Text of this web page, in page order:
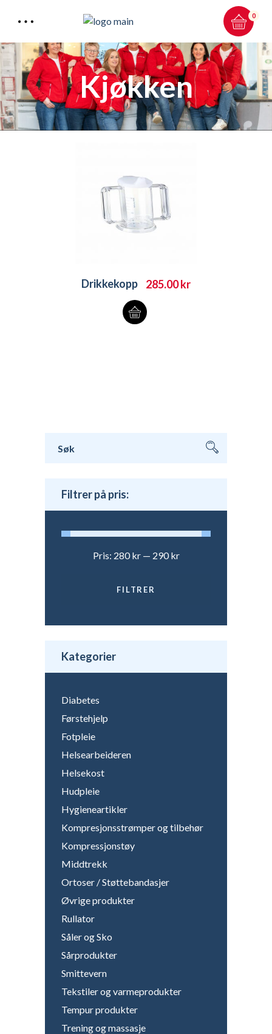
0
Total: 0.00kr
Kjøkken
Drikkekopp 285.00kr
etter:
Filtrer på pris:
FILTRER
Pris: 280 kr— 290 kr
Kategorier
Diabetes
Førstehjelp
Fotpleie
Helsearbeideren
Helsekost
Hudpleie
Hygieneartikler
Kompresjonsstrømper og tilbehør
Kompressjonstøy
Middtrekk
Ortoser / Støttebandasjer
Øvrige produkter
Rullator
Såler og Sko
Sårprodukter
Smittevern
Tekstiler og varmeprodukter
Tempur produkter
Trening og massasje